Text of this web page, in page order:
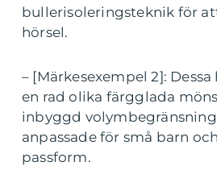
bullerisoleringsteknik för
hörsel.
– [Märkesexempel 2]:
en rad olika färgglada
inbyggd
anpassade för små barn
passform.